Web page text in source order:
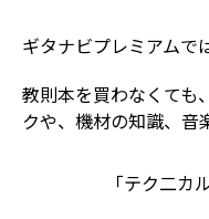
ギタナビプレミアムで
教則本を買わなくても
クや、機材の知識、音
「テク二カ